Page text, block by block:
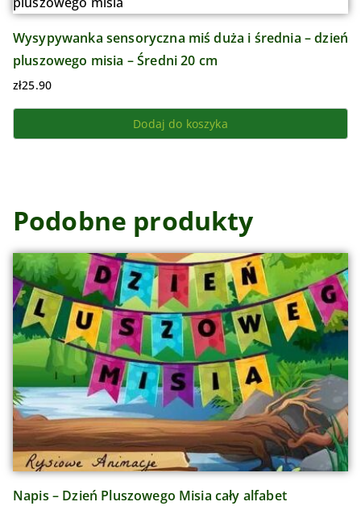
Wysypywanka sensoryczna miś duża i średnia – dzień
pluszowego misia – Średni 20 cm
zł25.90
Dodaj do koszyka
Podobne produkty
Napis – Dzień Pluszowego Misia cały alfabet